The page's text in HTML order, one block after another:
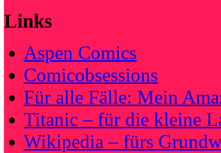
Links
Aspen Comics
Comicobsessions
Für alle Fälle: Mein
Titanic – für die kleine
Wikipedia – fürs